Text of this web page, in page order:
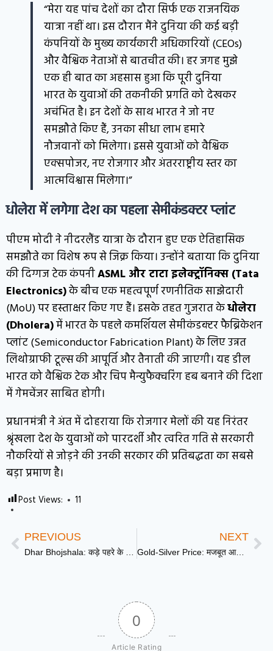
“मेरा यह पांच देशों का दौरा सिर्फ एक राजनयिक
यात्रा नहीं था। इस दौरान मैंने दुनिया की कई बड़ी
कंपनियों के मुख्य कार्यकारी अधिकारियों (CEOs)
और वैश्विक नेताओं से बातचीत की। हर जगह मुझे
एक ही बात का अहसास हुआ कि पूरी दुनिया
भारत के युवाओं की तकनीकी प्रगति को देखकर
अचंभित है। इन देशों के साथ भारत ने जो नए
समझौते किए हैं, उनका सीधा लाभ हमारे
नौजवानों को मिलेगा। इससे युवाओं को वैश्विक
एक्सपोजर, नए रोजगार और अंतरराष्ट्रीय स्तर का
आत्मविश्वास मिलेगा।”
धोलेरा में लगेगा देश का पहला सेमीकंडक्टर प्लांट
पीएम मोदी ने नीदरलैंड यात्रा के दौरान हुए एक ऐतिहासिक
समझौते का विशेष रूप से जिक्र किया। उन्होंने बताया कि दुनिया
की दिग्गज टेक कंपनीASML और टाटा इलेक्ट्रॉनिक्स (Tata
Electronics)के बीच एक महत्वपूर्ण रणनीतिक साझेदारी
(MoU) पर हस्ताक्षर किए गए हैं। इसके तहत गुजरात केधोलेरा
(Dholera)में भारत के पहले कमर्शियल सेमीकंडक्टर फैब्रिकेशन
प्लांट (Semiconductor Fabrication Plant) के लिए उन्नत
लिथोग्राफी टूल्स की आपूर्ति और तैनाती की जाएगी। यह डील
भारत को वैश्विक टेक और चिप मैन्युफैक्चरिंग हब बनाने की दिशा
में गेमचेंजर साबित होगी।
प्रधानमंत्री ने अंत में दोहराया कि रोजगार मेलों की यह निरंतर
श्रृंखला देश के युवाओं को पारदर्शी और त्वरित गति से सरकारी
नौकरियों से जोड़ने की उनकी सरकार की प्रतिबद्धता का सबसे
बड़ा प्रमाण है।
Post Views: 11
PREVIOUS
Dhar Bhojshala: कड़े पहरे के बीच हिंदू संगठनों ने की ‘महाआरती’, मुस्लिम समुदाय ने घरों में पढ़ी नमाज
NEXT
Gold-Silver Price: मजबूत आर्थिक कदमों के बीच स्थिर रहीं सोने-चांदी की कीमतें, महानगरों में 24 कैरेट का भाव…
0
Article Rating